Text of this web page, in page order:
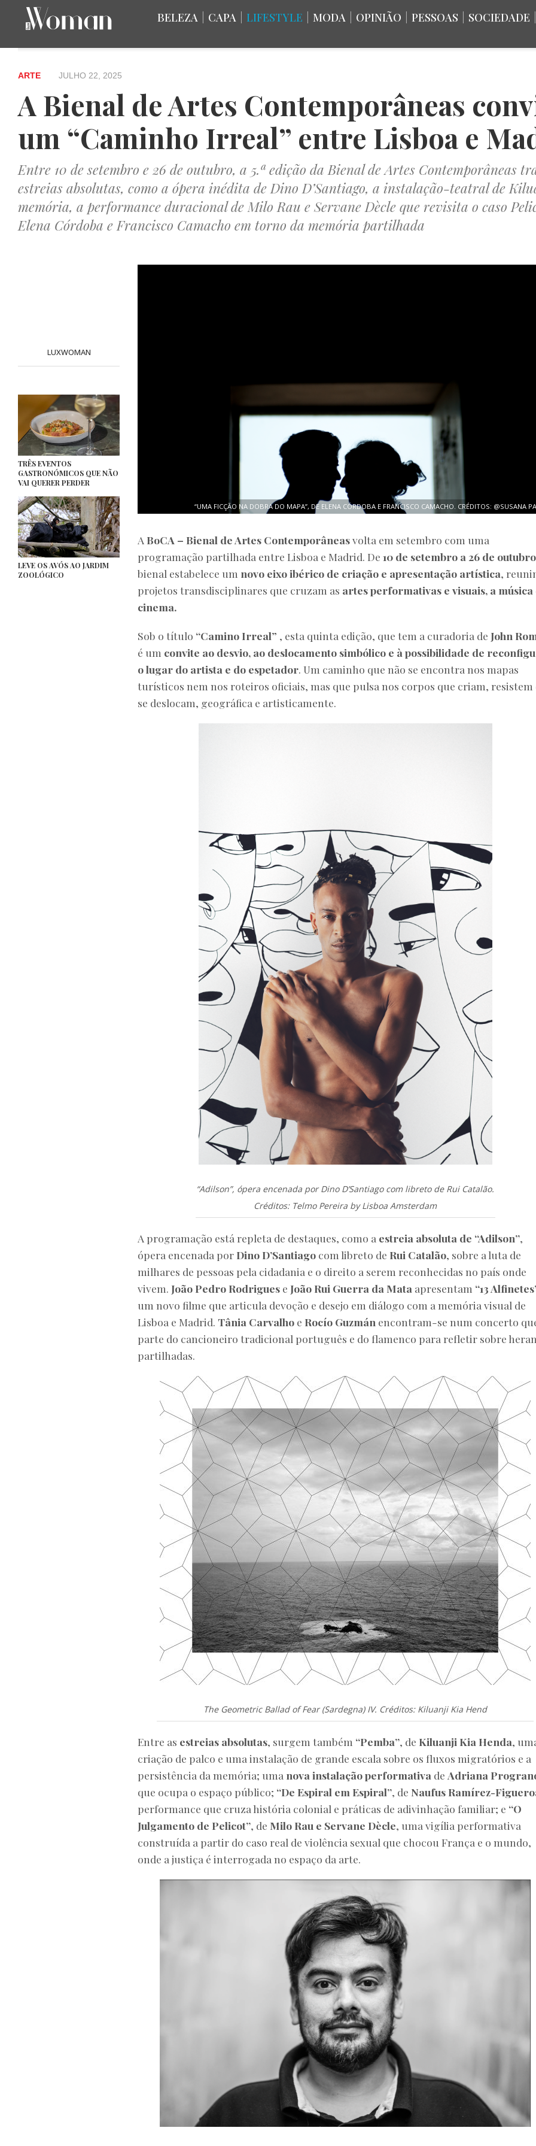
BELEZA CAPA LIFESTYLE MODA OPINIÃO PESSOAS SOCIEDADE
ARTE JULHO 22, 2025
A Bienal de Artes Contemporâneas
um “Caminho Irreal” entre Lisboa e
Entre 10 de setembro e 26 de outubro, a 5.ª edição da Bienal de Artes Contemporâneas
estreias absolutas, como a ópera inédita de Dino D’Santiago, a instalação-teatral de
memória, a performance duracional de Milo Rau e Servane Dècle que revisita o caso
Elena Córdoba e Francisco Camacho em torno da memória partilhada
LUXWOMAN
TRÊS EVENTOS
GASTRONÓMICOS QUE NÃO
VAI QUERER PERDER
LEVE OS AVÓS AO JARDIM
ZOOLÓGICO
“UMA FICÇÃO NA DOBRA DO MAPA”, DE ELENA CÓRDOBA E FRANCISCO CAMACHO. CRÉDITOS: @SUSANA
A BoCA – Bienal de Artes Contemporâneasvolta em setembro com uma
programação partilhada entre Lisboa e Madrid. De 10 de setembro a 26 de outubro
bienal estabelece um novo eixo ibérico de criação e apresentação artística,
projetos transdisciplinares que cruzam as artes performativas e visuais, a música
cinema.
Sob o título “Camino Irreal” , esta quinta edição, que tem a curadoria de John
é um convite ao desvio, ao deslocamento simbólico e à possibilidade de
o lugar do artista e do espetador. Um caminho que não se encontra nos mapas
turísticos nem nos roteiros oficiais, mas que pulsa nos corpos que criam, resistem
se deslocam, geográfica e artisticamente.
“Adilson”, ópera encenada por Dino D’Santiago com libreto de Rui Catalão.
Créditos: Telmo Pereira by Lisboa Amsterdam
A programação está repleta de destaques, como a estreia absoluta de “Adilson”,
ópera encenada por Dino D’Santiago com libreto de Rui Catalão, sobre a luta de
milhares de pessoas pela cidadania e o direito a serem reconhecidas no país onde
vivem. João Pedro Rodrigues e João Rui Guerra da Mata apresentam “13
um novo filme que articula devoção e desejo em diálogo com a memória visual de
Lisboa e Madrid. Tânia Carvalho e Rocío Guzmán encontram-se num concerto
parte do cancioneiro tradicional português e do flamenco para refletir sobre
partilhadas.
The Geometric Ballad of Fear (Sardegna) IV. Créditos: Kiluanji Kia Hend
Entre as estreias absolutas, surgem também “Pemba”, de Kiluanji Kia Henda,
criação de palco e uma instalação de grande escala sobre os fluxos migratórios e a
persistência da memória; uma nova instalação performativa de Adriana
que ocupa o espaço público; “De Espiral em Espiral”, de Naufus Ramírez-
performance que cruza história colonial e práticas de adivinhação familiar; e “O
Julgamento de Pelicot”, de Milo Rau e Servane Dècle, uma vigília performativa
construída a partir do caso real de violência sexual que chocou França e o mundo,
onde a justiça é interrogada no espaço da arte.